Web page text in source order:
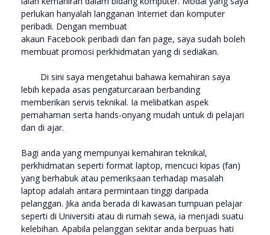
perlukan hanyalah langganan Internet dan komputer
peribadi. Dengan membuat
akaun Facebook peribadi dan fan page, saya sudah boleh
membuat promosi perkhidmatan yang di sediakan.
Di sini saya mengetahui bahawa kemahiran saya
lebih kepada asas pengaturcaraan berbanding
memberikan servis teknikal. Ia melibatkan aspek
pemahaman serta hands-onyang mudah untuk di pelajari
dan di ajar.
Bagi anda yang mempunyai kemahiran teknikal,
perkhidmatan seperti format laptop, mencuci kipas (fan)
yang berhabuk atau pemeriksaan terhadap masalah
laptop adalah antara permintaan tinggi daripada
pelanggan. Jika anda berada di kawasan tumpuan pelajar
seperti di Universiti atau di rumah sewa, ia menjadi suatu
kelebihan. Apabila pelanggan sekitar anda berpuas hati